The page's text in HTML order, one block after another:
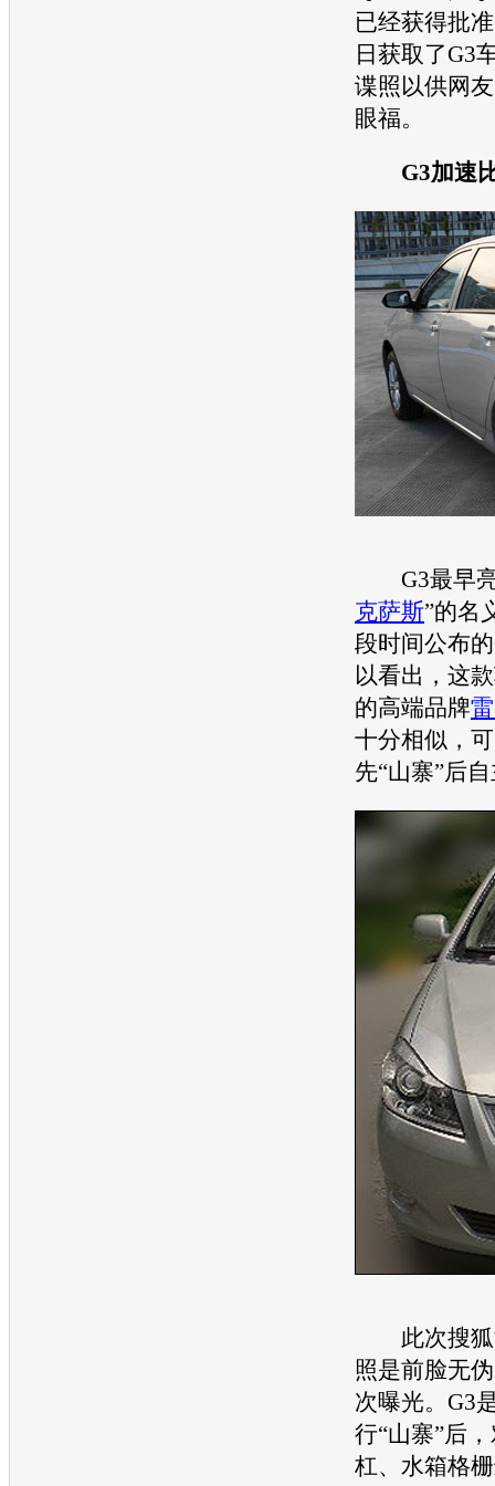
已经获得批
日获取了G3
谍照以供网
眼福。
G3加速
G3最早亮
克萨斯”的名
段时间公布
以看出，这
的高端品牌
十分相似，
先“山寨”后
此次搜
照是前脸无
次曝光。G3
行“山寨”后
杠、水箱格